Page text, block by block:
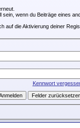
wenn du Beiträge eines
auf die Aktivierung deiner
Kennwort